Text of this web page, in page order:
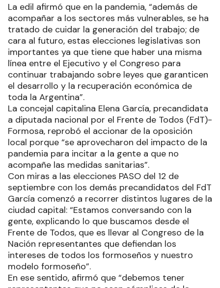
La edil afirmó que en la pandemia, “además de
acompañar a los sectores más vulnerables, se ha
tratado de cuidar la generación del trabajo; de
cara al futuro, estas elecciones legislativas son
importantes ya que tiene que haber una misma
línea entre el Ejecutivo y el Congreso para
continuar trabajando sobre leyes que garanticen
el desarrollo y la recuperación económica de
toda la Argentina”.
La concejal capitalina Elena García, precandidata
a diputada nacional por el Frente de Todos (FdT)-
Formosa, reprobó el accionar de la oposición
local porque “se aprovecharon del impacto de la
pandemia para incitar a la gente a que no
acompañe las medidas sanitarias”.
Con miras a las elecciones PASO del 12 de
septiembre con los demás precandidatos del FdT
García comenzó a recorrer distintos lugares de la
ciudad capital: “Estamos conversando con la
gente, explicando lo que buscamos desde el
Frente de Todos, que es llevar al Congreso de la
Nación representantes que defiendan los
intereses de todos los formoseños y nuestro
modelo formoseño”.
En ese sentido, afirmó que “debemos tener